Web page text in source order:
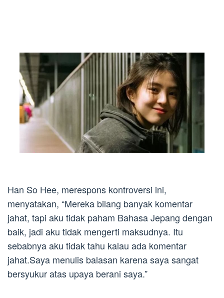
Han So Hee, merespons kontroversi ini,
menyatakan, “Mereka bilang banyak komentar
jahat, tapi aku tidak paham Bahasa Jepang dengan
baik, jadi aku tidak mengerti maksudnya. Itu
sebabnya aku tidak tahu kalau ada komentar
jahat.Saya menulis balasan karena saya sangat
bersyukur atas upaya berani saya.”